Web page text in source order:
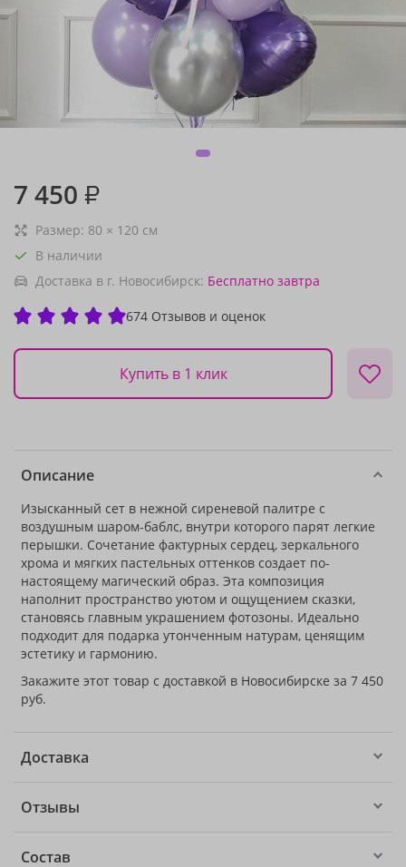
7 450 ₽
Размер: 80 × 120 см
В наличии
Доставка в г. Новосибирск: Бесплатно завтра
674 Отзывов и оценок
Купить в 1 клик
Описание
Изысканный сет в нежной сиреневой палитре с
воздушным шаром-баблс, внутри которого парят легкие
перышки. Сочетание фактурных сердец, зеркального
хрома и мягких пастельных оттенков создает по-
настоящему магический образ. Эта композиция
наполнит пространство уютом и ощущением сказки,
становясь главным украшением фотозоны. Идеально
подходит для подарка утонченным натурам, ценящим
эстетику и гармонию.
Закажите этот товар с доставкой в Новосибирске за 7 450
руб.
Доставка
Отзывы
Состав